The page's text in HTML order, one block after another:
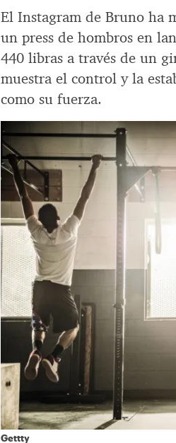
El Instagram de Bruno ha
un press de hombros en
440 libras a través de un
muestra el control y la
como su fuerza.
Gettty